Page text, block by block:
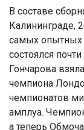
В составе
Калининграде,
самых опытных
состоялся
Гончарова
чемпиона
чемпионатов
амплуа.
а теперь